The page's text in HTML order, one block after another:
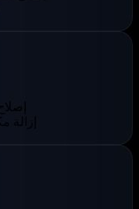
-
-